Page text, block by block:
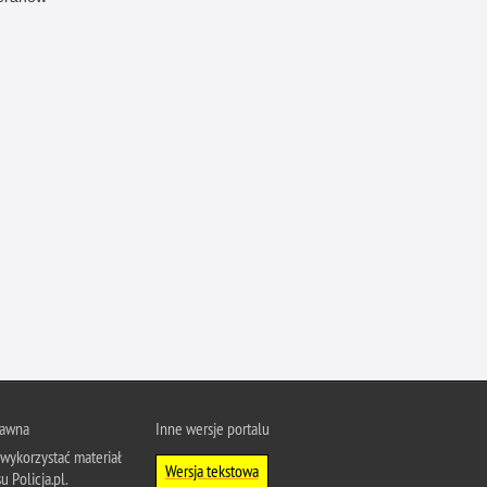
brudnych pieniędzy
człowieka
materiał
Policja.pl.
Inne wersje portalu
Wersja tekstowa